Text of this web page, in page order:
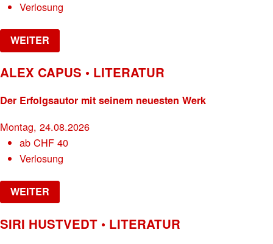
Verlosung
WEITER
ALEX CAPUS • LITERATUR
Der Erfolgsautor mit seinem neuesten Werk
Montag, 24.08.2026
abCHF 40
Verlosung
WEITER
SIRI HUSTVEDT • LITERATUR